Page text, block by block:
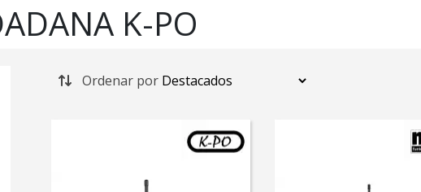
K-PO
Ordenar por